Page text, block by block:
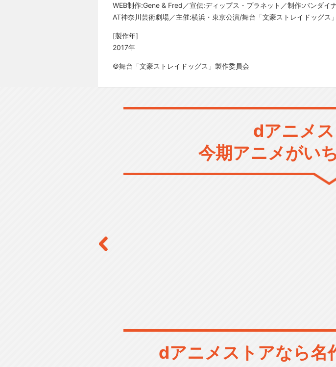
WEB制作:Gene & Fred／宣伝:ディップス・プラネット／制作:バンダ
AT神奈川芸術劇場／主催:横浜・東京公演/舞台「文豪ストレイドッグ
[製作年]
2017年
©舞台「文豪ストレイドッグス」製作委員会
dアニメ
今期アニメがい
dアニメストアなら名